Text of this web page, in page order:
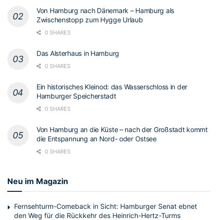
Von Hamburg nach Dänemark – Hamburg als
Zwischenstopp zum Hygge Urlaub
0 SHARES
Das Alsterhaus in Hamburg
0 SHARES
Ein historisches Kleinod: das Wasserschloss in der
Hamburger Speicherstadt
0 SHARES
Von Hamburg an die Küste – nach der Großstadt kommt
die Entspannung an Nord- oder Ostsee
0 SHARES
Neu im Magazin
Fernsehturm-Comeback in Sicht: Hamburger Senat ebnet
den Weg für die Rückkehr des Heinrich-Hertz-Turms